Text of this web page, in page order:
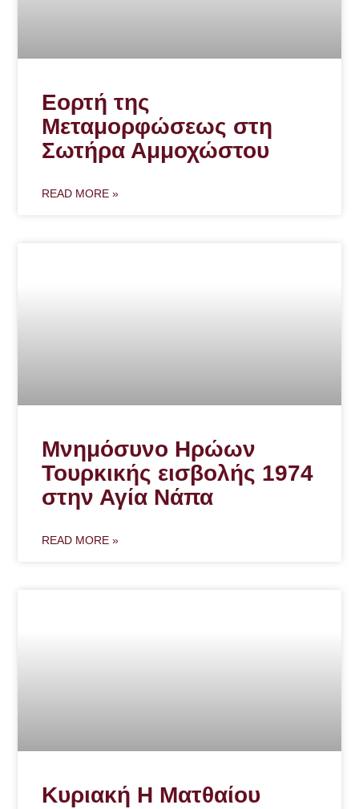
Εορτή της
Μεταμορφώσεως στη
Σωτήρα Αμμοχώστου
READ MORE »
Μνημόσυνο Ηρώων
Τουρκικής εισβολής 1974
στην Αγία Νάπα
READ MORE »
Κυριακή Η Ματθαίου